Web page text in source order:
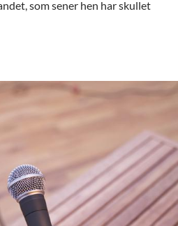
som sener hen har skullet
og byggetilladelse